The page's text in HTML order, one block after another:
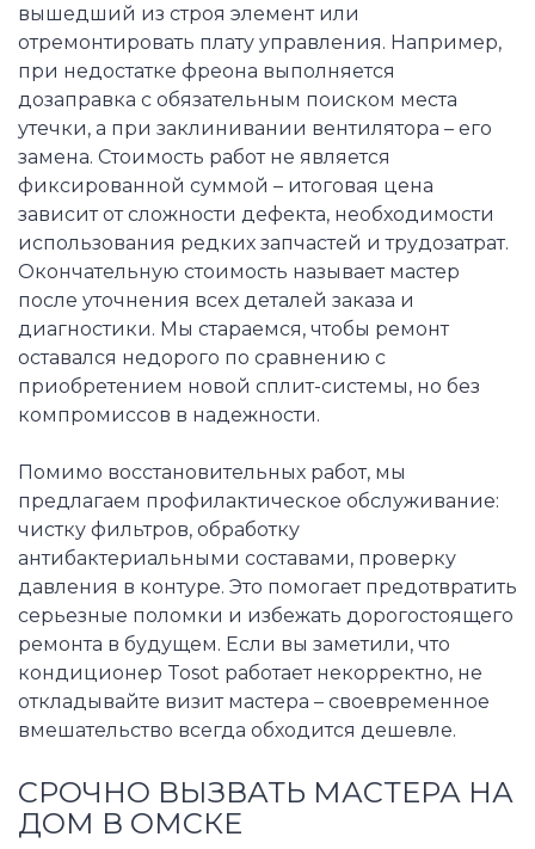
вышедший из строя элемент или
отремонтировать плату управления. Например,
при недостатке фреона выполняется
дозаправка с обязательным поиском места
утечки, а при заклинивании вентилятора – его
замена. Стоимость работ не является
фиксированной суммой – итоговая цена
зависит от сложности дефекта, необходимости
использования редких запчастей и трудозатрат.
Окончательную стоимость называет мастер
после уточнения всех деталей заказа и
диагностики. Мы стараемся, чтобы ремонт
оставался недорого по сравнению с
приобретением новой сплит-системы, но без
компромиссов в надежности.
Помимо восстановительных работ, мы
предлагаем профилактическое обслуживание:
чистку фильтров, обработку
антибактериальными составами, проверку
давления в контуре. Это помогает предотвратить
серьезные поломки и избежать дорогостоящего
ремонта в будущем. Если вы заметили, что
кондиционер Tosot работает некорректно, не
откладывайте визит мастера – своевременное
вмешательство всегда обходится дешевле.
СРОЧНО ВЫЗВАТЬ МАСТЕРА НА
ДОМ В ОМСКЕ